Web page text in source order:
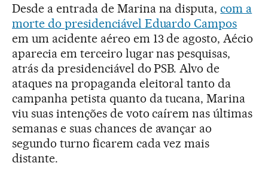
Desde a entrada de Marina na disputa,com a
morte do presidenciável Eduardo Campos
em um acidente aéreo em 13 de agosto, Aécio
aparecia em terceiro lugar nas pesquisas,
atrás da presidenciável do PSB. Alvo de
ataques na propaganda eleitoral tanto da
campanha petista quanto da tucana, Marina
viu suas intenções de voto caírem nas últimas
semanas e suas chances de avançar ao
segundo turno ficarem cada vez mais
distante.